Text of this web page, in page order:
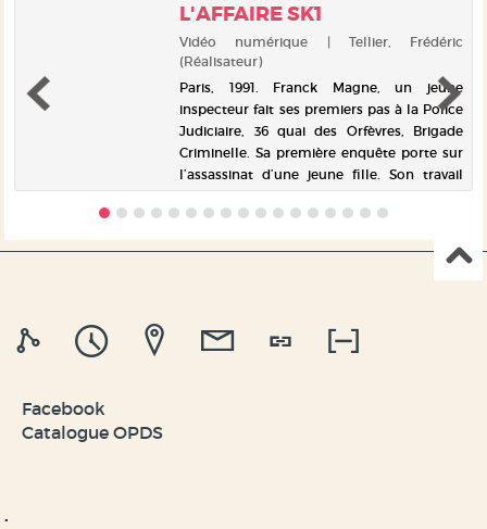
L'AFFAIRE SK1
Vidéo numérique | Tellier, Frédéric
(Réalisateur)
Paris, 1991. Franck Magne, un jeune
inspecteur fait ses premiers pas à la Police
Judiciaire, 36 quai des Orfèvres, Brigade
Criminelle. Sa première enquête porte sur
l’assassinat d’une jeune fille. Son travail
l’amène à étudier des...
Facebook
Catalogue OPDS
.